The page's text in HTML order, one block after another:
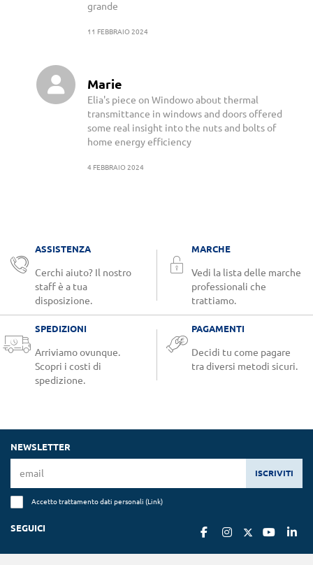
grande
11 FEBBRAIO 2024
Marie
Elia's piece on Windowo about thermal
transmittance in windows and doors offered
some real insight into the nuts and bolts of
home energy efficiency
4 FEBBRAIO 2024
ASSISTENZA
Cerchi aiuto? Il nostro
staff è a tua
disposizione.
MARCHE
Vedi la lista delle marche
professionali che
trattiamo.
SPEDIZIONI
Arriviamo ovunque.
Scopri i costi di
spedizione.
PAGAMENTI
Decidi tu come pagare
tra diversi metodi sicuri.
NEWSLETTER
ISCRIVITI
Accetto trattamento dati personali (Link)
SEGUICI